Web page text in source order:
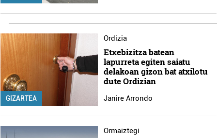
GIZARTEA
Ordizia
Etxebizitza batean
lapurreta egiten saiatu
delakoan gizon bat atxilotu
dute Ordizian
Janire Arrondo
Ormaiztegi